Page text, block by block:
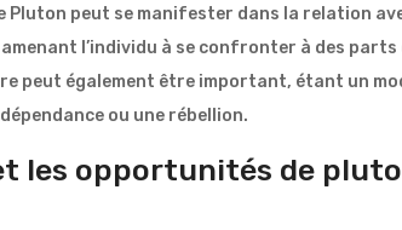
Pluton peut se manifester dans la relation
l’individu à se confronter à des parts
peut également être important, étant un
ou une rébellion.
les opportunités de